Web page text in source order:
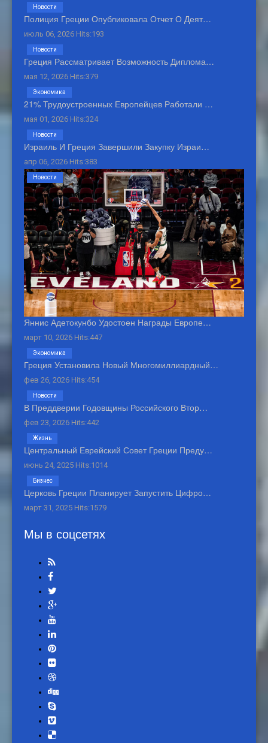
Полиция Греции Опубликовала Отчет О Деят…
июль 06, 2026 Hits:193
Новости
Греция Рассматривает Возможность Диплома…
мая 12, 2026 Hits:379
Новости
21% Трудоустроенных Европейцев Работали …
мая 01, 2026 Hits:324
Экономика
Израиль И Греция Завершили Закупку Израи…
апр 06, 2026 Hits:383
Новости
Яннис Адетокунбо Удостоен Награды Европе…
март 10, 2026 Hits:447
Новости
Греция Установила Новый Многомиллиардный…
фев 26, 2026 Hits:454
Экономика
В Преддверии Годовщины Российского Втор…
фев 23, 2026 Hits:442
Новости
Центральный Еврейский Совет Греции Преду…
июнь 24, 2025 Hits:1014
Жизнь
Церковь Греции Планирует Запустить Цифро…
март 31, 2025 Hits:1579
Бизнес
Мы в соцсетях